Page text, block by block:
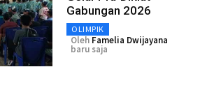
Gabungan 2026
OLIMPIK
Oleh Famelia Dwijayana
baru saja